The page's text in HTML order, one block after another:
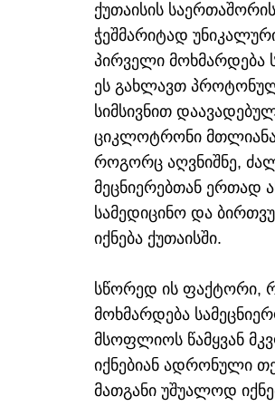
ქუთაისის
ჭეშმარიტად
პირველი მოხმარდება
ეს გახლავთ
სიმსივნით
ციკლოტრონი
როგორც აღვნიშნე,
მეცნიერებთან ერთად
სამედიცინო და
იქნება ქუთაისში.
სწორედ ის ფაქტორი,
მოხმარდება
მსოფლიოს წამყვან
იქნებიან ადრონული
მათგანი უშუალოდ